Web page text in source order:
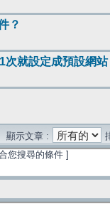
？
次就設定成預設網站
顯示文章 :
您搜尋的條件 ]